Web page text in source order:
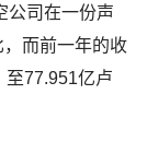
公司在一份声
而前一年的收
至77.951亿卢